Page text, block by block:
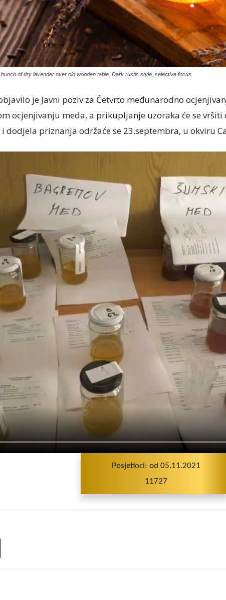
of dry lavender over old wooden table. Dark rustic style, selective focus
je Javni poziv za Četvrto međunarodno
ocjenjivanju meda, a prikupljanje uzoraka će se
dodjela priznanja održaće se 23.septembra, u okviru
Posjetioci: od 05.11.2021
11727